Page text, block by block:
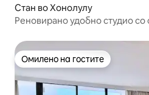
Стан во Хонолулу
Реновирано удобно студио
Омилено на гостите
Омилено на гостите